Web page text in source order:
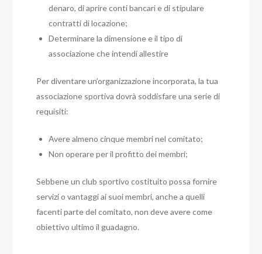
denaro, di aprire conti bancari e di stipulare
contratti di locazione;
Determinare la dimensione e il tipo di
associazione che intendi allestire
Per diventare un’organizzazione incorporata, la tua
associazione sportiva dovrà soddisfare una serie di
requisiti:
Avere almeno cinque membri nel comitato;
Non operare per il profitto dei membri;
Sebbene un club sportivo costituito possa fornire
servizi o vantaggi ai suoi membri, anche a quelli
facenti parte del comitato, non deve avere come
obiettivo ultimo il guadagno.